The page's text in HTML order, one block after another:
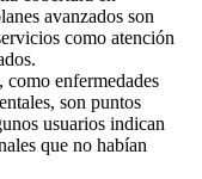
avanzados son
como atención
como enfermedades
son puntos
usuarios indican
que no habían